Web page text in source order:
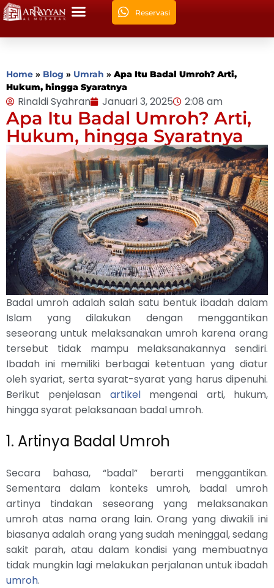
Reservasi
Home » Blog » Umrah » Apa Itu Badal Umroh? Arti,
Hukum, hingga Syaratnya
Rinaldi Syahran Januari 3, 2025 2:08 am
Apa Itu Badal Umroh? Arti,
Hukum, hingga Syaratnya
Badal umroh adalah salah satu bentuk ibadah dalam
Islam yang dilakukan dengan menggantikan
seseorang untuk melaksanakan umroh karena orang
tersebut tidak mampu melaksanakannya sendiri.
Ibadah ini memiliki berbagai ketentuan yang diatur
oleh syariat, serta syarat-syarat yang harus dipenuhi.
Berikut penjelasan artikelmengenai arti, hukum,
hingga syarat pelaksanaan badal umroh.
1. Artinya Badal Umroh
Secara bahasa, “badal” berarti menggantikan.
Sementara dalam konteks umroh, badal umroh
artinya tindakan seseorang yang melaksanakan
umroh atas nama orang lain. Orang yang diwakili ini
biasanya adalah orang yang sudah meninggal, sedang
sakit parah, atau dalam kondisi yang membuatnya
tidak mungkin lagi melakukan perjalanan untuk ibadah
umroh.